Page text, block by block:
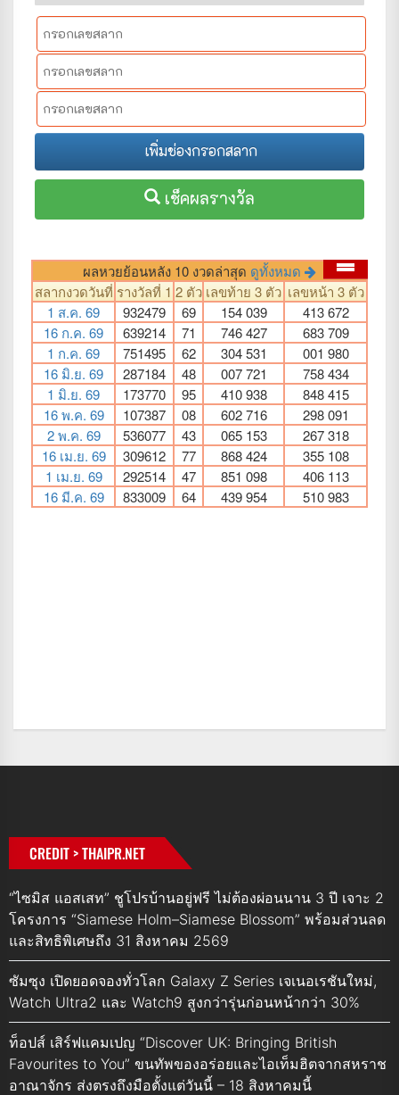
CREDIT > THAIPR.NET
“ไซมิส แอสเสท” ชูโปรบ้านอยู่ฟรี ไม่ต้องผ่อนนาน 3 ปี เจาะ 2
โครงการ “Siamese Holm–Siamese Blossom” พร้อมส่วนลด
และสิทธิพิเศษถึง 31 สิงหาคม 2569
ซัมซุง เปิดยอดจองทั่วโลก Galaxy Z Series เจเนอเรชันใหม่,
Watch Ultra2 และ Watch9 สูงกว่ารุ่นก่อนหน้ากว่า 30%
ท็อปส์ เสิร์ฟแคมเปญ “Discover UK: Bringing British
Favourites to You” ขนทัพของอร่อยและไอเท็มฮิตจากสหราช
อาณาจักร ส่งตรงถึงมือตั้งแต่วันนี้ – 18 สิงหาคมนี้